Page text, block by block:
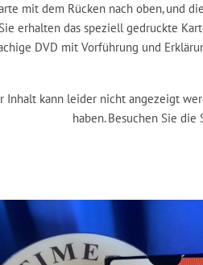
mit dem Rücken nach oben, und
erhalten das speziell gedruckte
DVD mit Vorführung und
Inhalt kann leider nicht angezeigt
haben. Besuchen Sie die